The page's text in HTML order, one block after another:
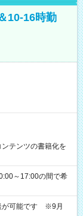
10-16時勤
テンツの書籍化を
～17:00の間で希
が可能です ※9月